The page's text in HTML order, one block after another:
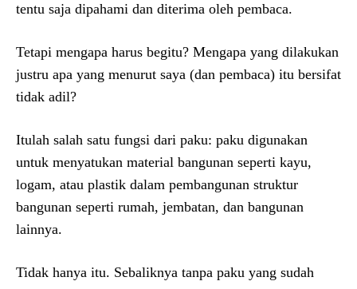
tentu saja dipahami dan diterima oleh pembaca.
Tetapi mengapa harus begitu? Mengapa yang dilakukan
justru apa yang menurut saya (dan pembaca) itu bersifat
tidak adil?
Itulah salah satu fungsi dari paku: paku digunakan
untuk menyatukan material bangunan seperti kayu,
logam, atau plastik dalam pembangunan struktur
bangunan seperti rumah, jembatan, dan bangunan
lainnya.
Tidak hanya itu. Sebaliknya tanpa paku yang sudah